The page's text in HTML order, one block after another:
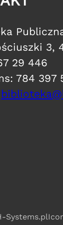
3,
29 446
784 397
Systems.pl​